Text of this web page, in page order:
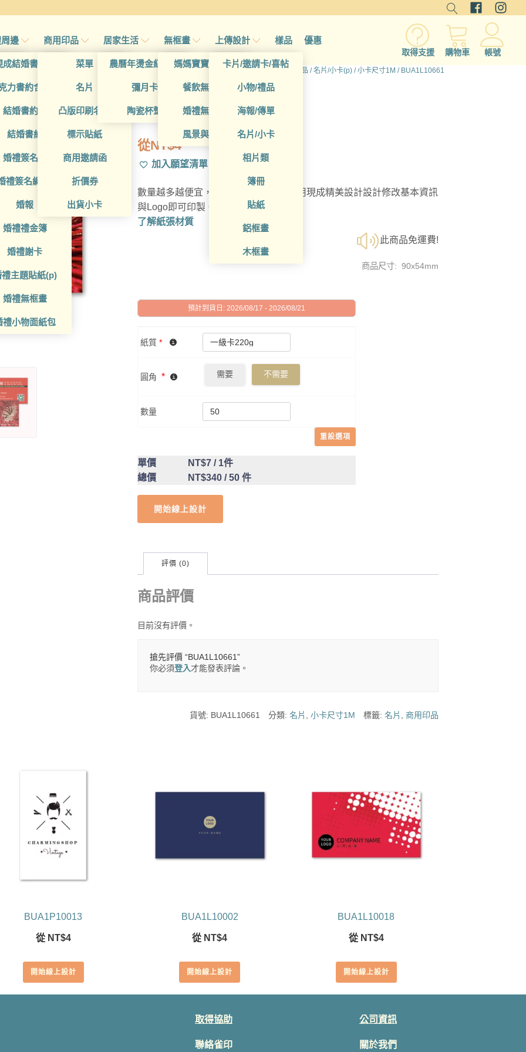
邊
成結婚書約夾
力書約含木座
結婚書約組
結婚書約
婚禮簽名簿
禮簽名綢(p)
婚報
婚禮禮金簿
婚禮謝卡
禮主題貼紙(p)
婚禮無框畫
禮小物面紙包
商用印品
菜單
名片
凸版印刷名片
標示貼紙
商用邀請函
折價券
出貨小卡
居家生活
農曆年燙金紅包袋
彌月卡
陶瓷杯墊
無框畫
媽媽寶寶無框畫
餐飲無框畫
婚禮無框畫
風景與藝術
上傳設計
卡片/邀請卡/喜帖
小物/禮品
海報/傳單
名片/小卡
相片類
簿冊
貼紙
鋁框畫
木框畫
樣品 優惠
取得支援 購物車 帳號
首頁 / 所有產品 /名片/小卡(p) /小卡尺寸1M / BUA1L10661
BUA1L10661
從NT$4
加入願望清單
數量越多越便宜，多種材質可選擇；利用現成精美設計設計修改基本資訊
與Logo即可印製。
了解紙張材質
此商品免運費!
商品尺寸: 90x54mm
預計到貨日: 2026/08/17 - 2026/08/21
紙質 *
圓角 * 需要 不需要
數量
重設選項
單價 NT$7 / 1件
總價
NT$340 / 50 件
開始線上設計
評價 (0)
商品評價
目前沒有評價。
搶先評價 “BUA1L10661”
你必須登入才能發表評論。
貨號: BUA1L10661 分類:名片 ,小卡尺寸1M 標籤:名片 ,商用印品
BUA1P10013
從 NT$4
開始線上設計
BUA1L10002
從 NT$4
開始線上設計
BUA1L10018
從 NT$4
開始線上設計
取得協助
聯絡雀印
公司資訊
關於我們